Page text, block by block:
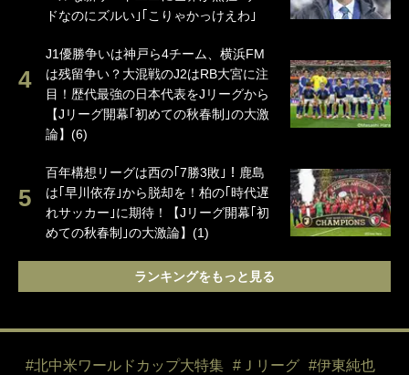
ドなのにズルい｣｢こりゃかっけえわ｣
J1優勝争いは神戸ら4チーム、横浜FM
は残留争い？大混戦のJ2はRB大宮に注
目！歴代最強の日本代表をJリーグから
【Jリーグ開幕｢初めての秋春制｣の大激
論】(6)
百年構想リーグは西の｢7勝3敗｣！鹿島
は｢早川依存｣から脱却を！柏の｢時代遅
れサッカー｣に期待！【Jリーグ開幕｢初
めての秋春制｣の大激論】(1)
ランキングをもっと見る
#北中米ワールドカップ大特集 #Ｊリーグ
#伊東純也